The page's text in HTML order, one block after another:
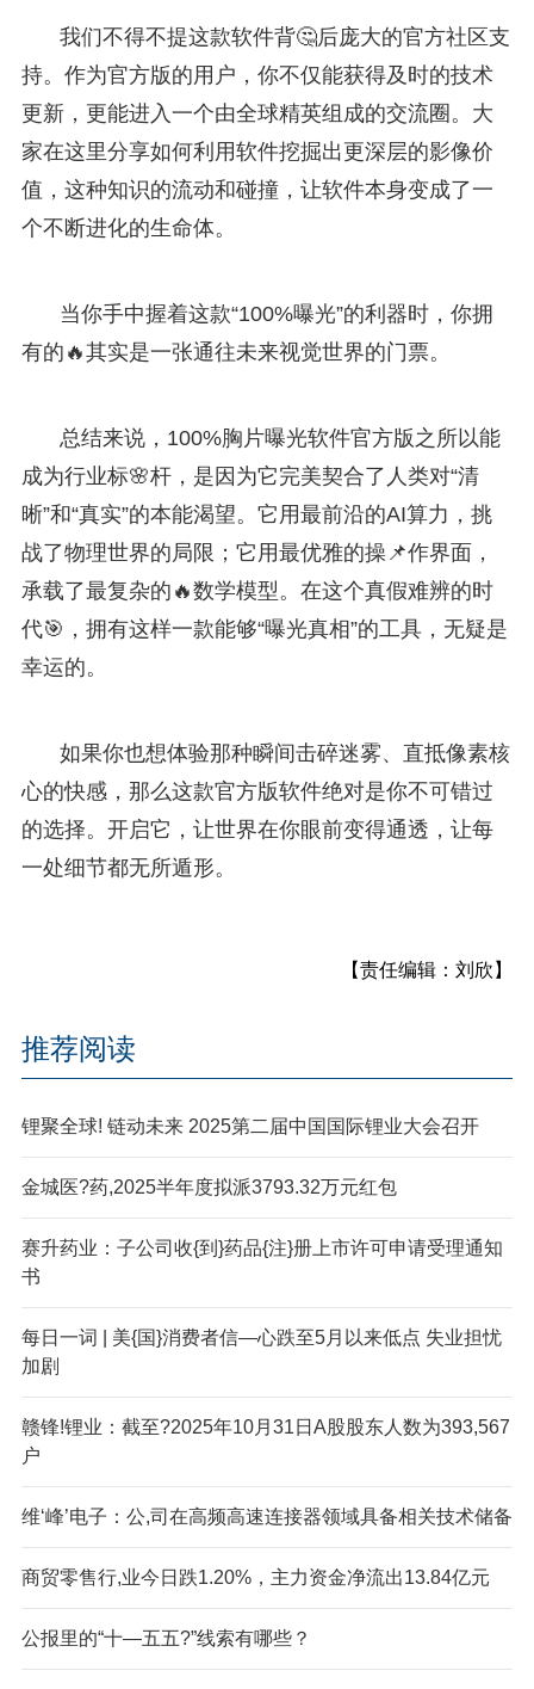
我们不得不提这款软件背🤔后庞大的官方社区支
持。作为官方版的用户，你不仅能获得及时的技术
更新，更能进入一个由全球精英组成的交流圈。大
家在这里分享如何利用软件挖掘出更深层的影像价
值，这种知识的流动和碰撞，让软件本身变成了一
个不断进化的生命体。
当你手中握着这款“100%曝光”的利器时，你拥
有的🔥其实是一张通往未来视觉世界的门票。
总结来说，100%胸片曝光软件官方版之所以能
成为行业标🌸杆，是因为它完美契合了人类对“清
晰”和“真实”的本能渴望。它用最前沿的AI算力，挑
战了物理世界的局限；它用最优雅的操📌作界面，
承载了最复杂的🔥数学模型。在这个真假难辨的时
代🎯，拥有这样一款能够“曝光真相”的工具，无疑是
幸运的。
如果你也想体验那种瞬间击碎迷雾、直抵像素核
心的快感，那么这款官方版软件绝对是你不可错过
的选择。开启它，让世界在你眼前变得通透，让每
一处细节都无所遁形。
【责任编辑：刘欣】
推荐阅读
锂聚全球! 链动未来 2025第二届中国国际锂业大会召开
金城医?药,2025半年度拟派3793.32万元红包
赛升药业：子公司收{到}药品{注}册上市许可申请受理通知
书
每日一词 | 美{国}消费者信—心跌至5月以来低点 失业担忧
加剧
赣锋!锂业：截至?2025年10月31日A股股东人数为393,567
户
维‘峰’电子：公,司在高频高速连接器领域具备相关技术储备
商贸零售行,业今日跌1.20%，主力资金净流出13.84亿元
公报里的“十—五五?”线索有哪些？